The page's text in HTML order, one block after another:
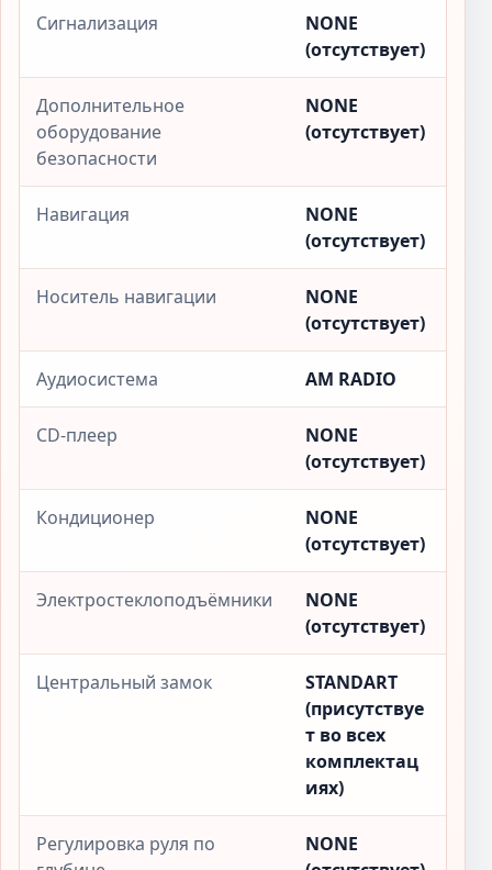
Сигнализация
NONE
(отсутствует)
Дополнительное
оборудование
безопасности
NONE
(отсутствует)
Навигация
NONE
(отсутствует)
Носитель навигации
NONE
(отсутствует)
Аудиосистема AM RADIO
CD-плеер
NONE
(отсутствует)
Кондиционер
NONE
(отсутствует)
Электростеклоподъёмники
NONE
(отсутствует)
Центральный замок
STANDART
(присутствуе
т во всех
комплектац
иях)
Регулировка руля по
NONE